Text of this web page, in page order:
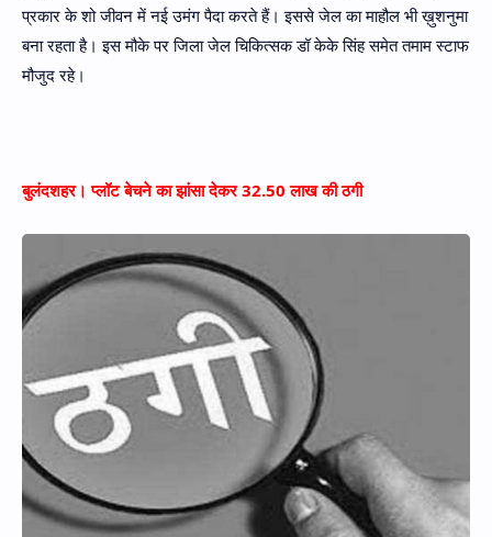
प्रकार के शो जीवन में नई उमंग पैदा करते हैं। इससे जेल का माहौल भी ख़ुशनुमा
बना रहता है। इस मौके पर जिला जेल चिकित्सक डॉ केके सिंह समेत तमाम स्टाफ
मौजुद रहे।
बुलंदशहर। प्लॉट बेचने का झांसा देकर 32.50 लाख की ठगी